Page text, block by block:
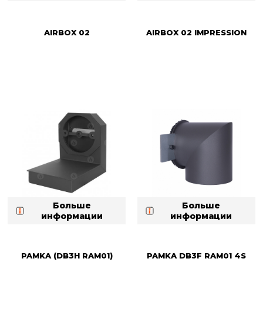
AIRBOX 02
Больше
информации
AIRBOX 02 IMPRESSION
Больше
информации
PAMKA (DB3H RAM01) PAMKA DB3F RAM01 4S